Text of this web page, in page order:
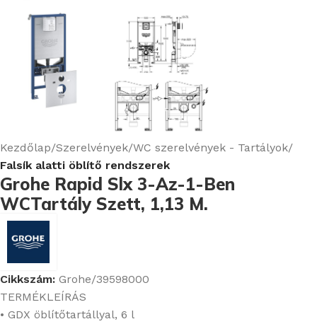
Kezdőlap Szerelvények WC szerelvények - Tartályok
Falsík alatti öblítő rendszerek
Grohe Rapid Slx 3-Az-1-Ben
WCTartály Szett, 1,13 M.
Cikkszám: Grohe/39598000
TERMÉKLEÍRÁS
• GDX öblítőtartállyal, 6 l